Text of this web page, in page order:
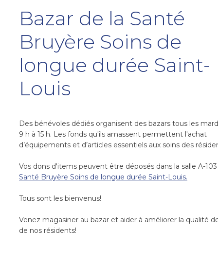
Bazar de la Santé
Bruyère Soins de
longue durée Saint-
Louis
Des bénévoles dédiés organisent des bazars tous les
9 h à 15 h. Les fonds qu'ils amassent permettent l'achat
d’équipements et d’articles essentiels aux soins des
Vos dons d'items peuvent être déposés dans la salle A-
Santé Bruyère Soins de longue durée Saint-Louis.
Tous sont les bienvenus!
Venez magasiner au bazar et aider à améliorer la qualité
de nos résidents!